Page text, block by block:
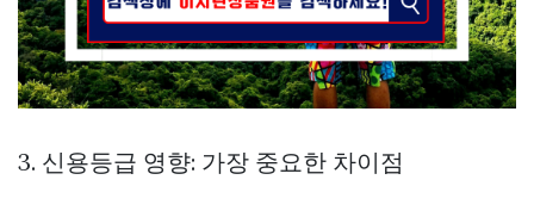
3. 신용등급 영향: 가장 중요한 차이점